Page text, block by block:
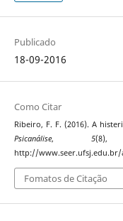
Publicado
18-09-2016
Como Citar
Ribeiro, F. F. (2016). A
Psicanálise,5(8),
http://
Fomatos de Citação